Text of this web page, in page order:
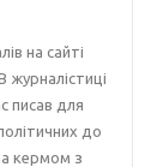
на сайті
писав для
до
кермом з